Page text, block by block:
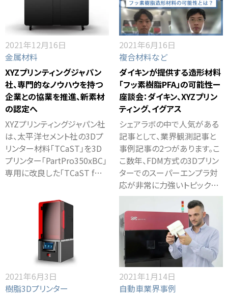
2021年12月16日
金属材料
XYZプリンティングジャパン
社、専門的なノウハウを持つ
企業との協業を推進、新素材
の認定へ
XYZプリンティングジャパン社
は、太平洋セメント社の3Dプ
リンター材料「TCaST」を3D
プリンター「PartPro350xBC」
専用に改良した「TCaST f…
2021年6月16日
複合材料など
ダイキンが提供する造形材料
「フッ素樹脂PFA」の可能性ー
座談会：ダイキン、XYZプリン
ティング、イグアス
シェアラボの中で人気がある
記事として、業界観測記事と
事例記事の2つがあります。こ
こ数年、FDM方式の3Dプリン
ターでのスーパーエンプラ対
応が非常に力強いトピック…
2021年6月3日
樹脂3Dプリンター
2021年1月14日
自動車業界事例